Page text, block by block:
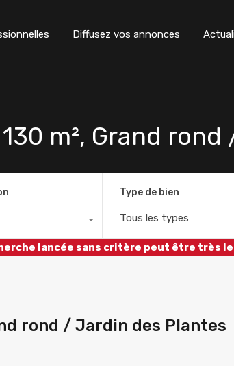
Diffusez vos annonces
m², Grand
Type de bien
Tous les types
lancée sans critère peut être très
rond / Jardin des Plantes